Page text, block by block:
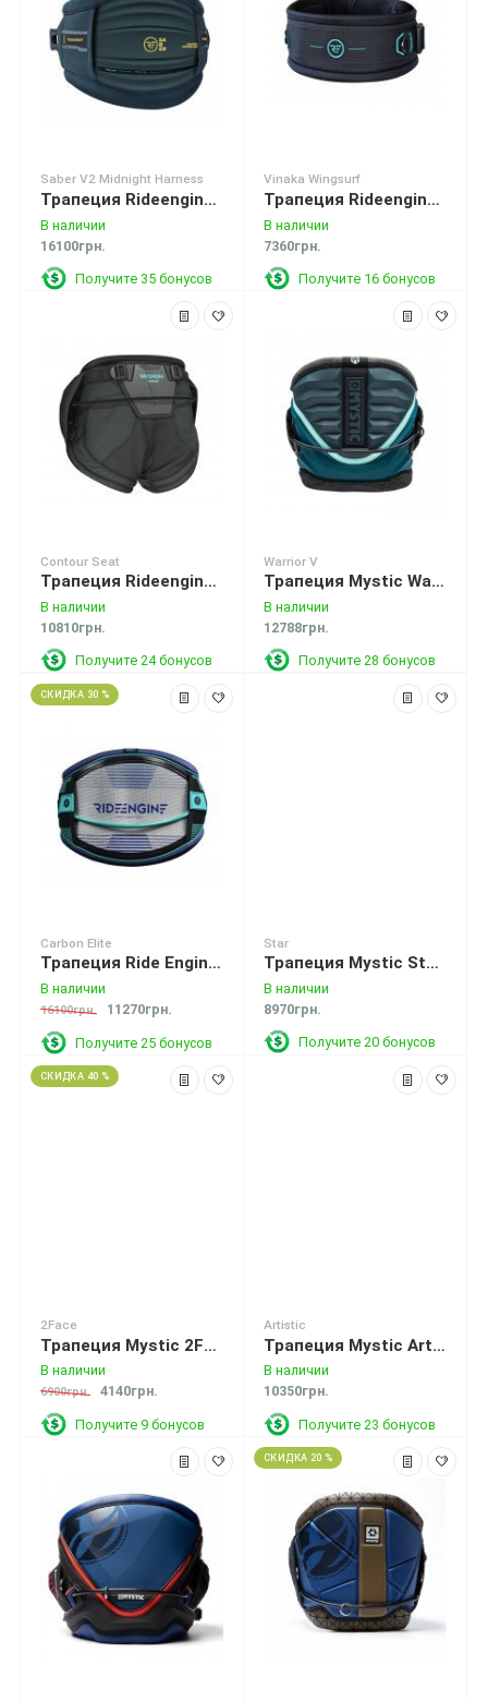
Saber V2 Midnight Harness
Трапеция Rideengine Saber V2 Midnight Harness
В наличии
16100грн.
Получите 35 бонусов
Vinaka Wingsurf
Трапеция Rideengine Vinaka Wingsurf V1 Black
В наличии
7360грн.
Получите 16 бонусов
Contour Seat
Трапеция Rideengine Contour Seat V1 Black
В наличии
10810грн.
Получите 24 бонусов
Warrior V
Трапеция Mystic Warrior V Waist Harness Mint
В наличии
12788грн.
Получите 28 бонусов
СКИДКА 30 %
Carbon Elite
Трапеция Ride Engine Silver Carbon Elite Harness
В наличии
16100грн. 11270грн.
Получите 25 бонусов
Star
Трапеция Mystic Star Waist Harness Navy
В наличии
8970грн.
Получите 20 бонусов
СКИДКА 40 %
2Face
Трапеция Mystic 2Face Wave Waist Harness 2013 Распродажа.
В наличии
6900грн. 4140грн.
Получите 9 бонусов
Artistic
Трапеция Mystic Artistic Waist Harness Gypsy 2014
В наличии
10350грн.
Получите 23 бонусов
СКИДКА 20 %